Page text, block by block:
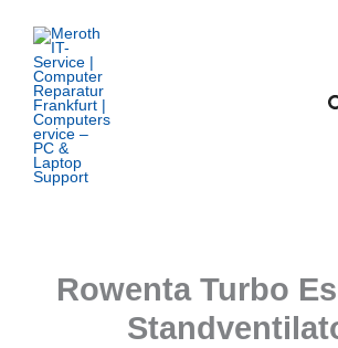
Inhalt
springen
Rowenta Turbo